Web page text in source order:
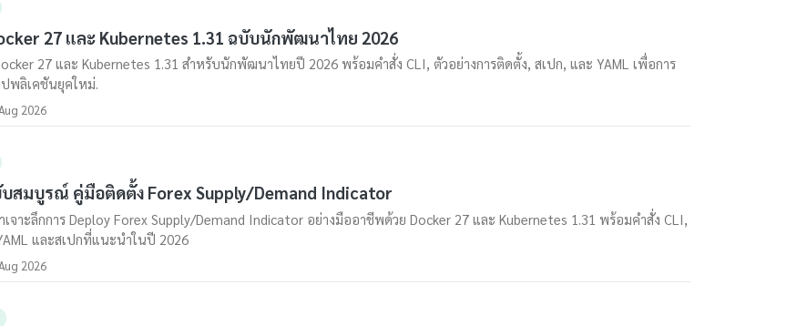
27 และ Kubernetes 1.31 ฉบับนักพัฒนาไทย 2026
27 และ Kubernetes 1.31 สำหรับนักพัฒนาไทยปี 2026 พร้อมคำสั่ง CLI, ตัวอย่างการติดตั้ง, สเปก, และ YAML เพื่อการ
พลิเคชันยุคใหม่.
2026
สมบูรณ์ คู่มือติดตั้ง Forex Supply/Demand Indicator
จาะลึกการ Deploy Forex Supply/Demand Indicator อย่างมืออาชีพด้วย Docker 27 และ Kubernetes 1.31 พร้อมคำสั่ง CLI,
และสเปกที่แนะนำในปี 2026
2026